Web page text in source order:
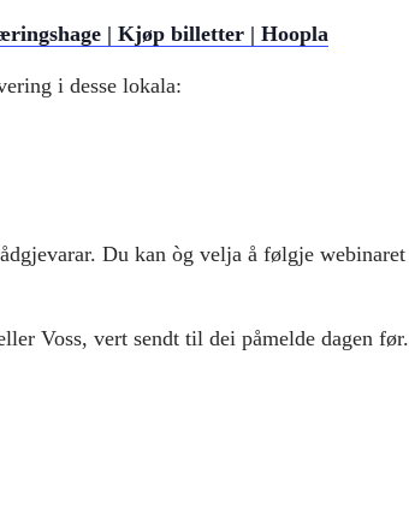
| Kjøp billetter | Hoopla
i desse lokala:
Du kan òg velja å følgje webinaret
Voss, vert sendt til dei påmelde dagen før.